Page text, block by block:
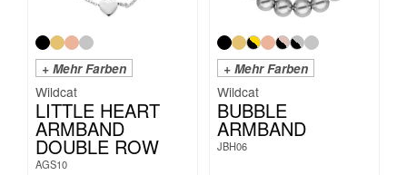
+ Mehr Farben
Wildcat
LITTLE HEART
ARMBAND
DOUBLE ROW
AGS10
+ Mehr Farben
Wildcat
BUBBLE
ARMBAND
JBH06